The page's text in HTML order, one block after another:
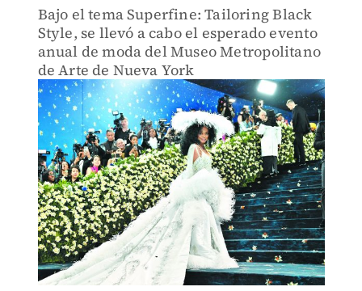
Bajo el tema Superfine: Tailoring Black
Style, se llevó a cabo el esperado evento
anual de moda del Museo Metropolitano
de Arte de Nueva York